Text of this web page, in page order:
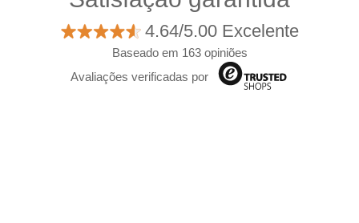
4.64/5.00 Excelente
Baseado em 163 opiniões
Avaliações verificadas por